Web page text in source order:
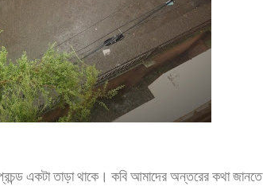
একটা তাড়া থাকে। কবি আমাদের অন্তরের কথা জানতে